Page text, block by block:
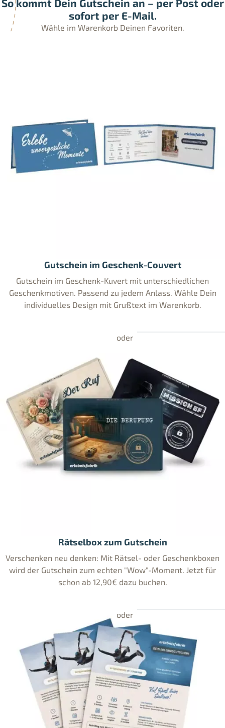
So kommt Dein Gutschein an – per Post oder
sofort per E-Mail.
Wähle im Warenkorb Deinen Favoriten.
Gutschein im Geschenk-Couvert
Gutschein im Geschenk-Kuvert mit unterschiedlichen
Geschenkmotiven. Passend zu jedem Anlass. Wähle Dein
individuelles Design mit Grußtext im Warenkorb.
Rätselbox zum Gutschein
Verschenken neu denken: Mit Rätsel- oder Geschenkboxen
wird der Gutschein zum echten "Wow"-Moment. Jetzt für
schon ab 12,90€ dazu buchen.